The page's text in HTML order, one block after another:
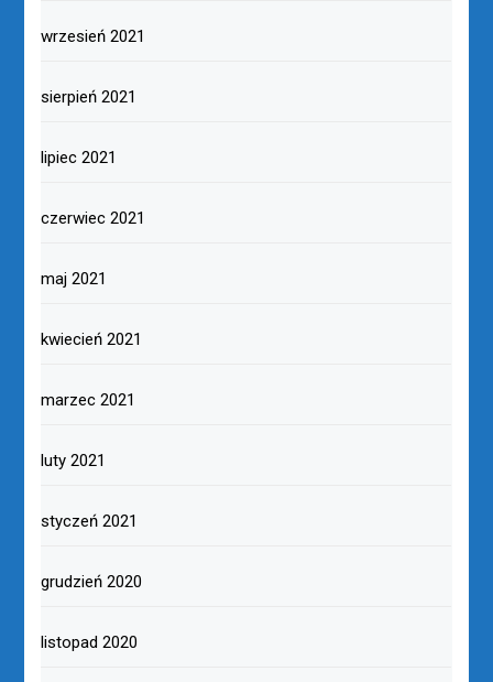
wrzesień 2021
sierpień 2021
lipiec 2021
czerwiec 2021
maj 2021
kwiecień 2021
marzec 2021
luty 2021
styczeń 2021
grudzień 2020
listopad 2020